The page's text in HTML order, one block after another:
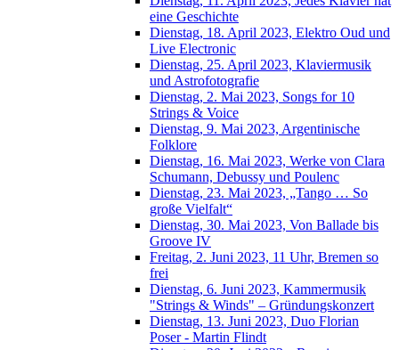
eine Geschichte
Dienstag, 18. April 2023, Elektro Oud und
Live Electronic
Dienstag, 25. April 2023, Klaviermusik
und Astrofotografie
Dienstag, 2. Mai 2023, Songs for 10
Strings & Voice
Dienstag, 9. Mai 2023, Argentinische
Folklore
Dienstag, 16. Mai 2023, Werke von Clara
Schumann, Debussy und Poulenc
Dienstag, 23. Mai 2023, „Tango … So
große Vielfalt“
Dienstag, 30. Mai 2023, Von Ballade bis
Groove IV
Freitag, 2. Juni 2023, 11 Uhr, Bremen so
frei
Dienstag, 6. Juni 2023, Kammermusik
"Strings & Winds" – Gründungskonzert
Dienstag, 13. Juni 2023, Duo Florian
Poser - Martin Flindt